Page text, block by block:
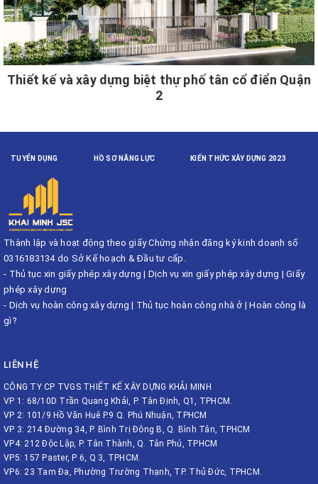
Thiết kế và xây dựng biệt thự phố tân cổ điển Quận
2
TUYỂN DỤNG HỒ SƠ NĂNG LỰC KIẾN THỨC XÂY DỰNG 2023
Thành lập và hoạt động theo giấy Chứng nhận đăng ký kinh doanh số
0316183134 do Sở Kế hoạch & Đầu tư cấp.
- Thủ tục xin giấy phép xây dựng | Dịch vụ xin giấy phép xây dựng | Giấy
phép xây dựng
- Dịch vụ hoàn công xây dựng | Thủ tục hoàn công nhà ở |Hoàn công là
gì?
LIÊN HỆ
CÔNG TY CP TVGS THIẾT KẾ XÂY DỰNG KHẢI MINH
VP 1: 68/10D Trần Quang Khải, P. Tân Định, Q1, TPHCM.
VP 2: 101/9 Hồ Văn Huê P.9 Q. Phú Nhuận, TPHCM
VP 3: 214 Đường 34, P. Bình Trị Đông B, Q. Bình Tân, TPHCM
VP4: 212 Độc Lập, P. Tân Thành, Q. Tân Phú, TPHCM
VP5: 157 Paster, P 6, Q 3, TPHCM.
VP6: 23 Tam Đa, Phường Trường Thạnh, TP. Thủ Đức, TPHCM.